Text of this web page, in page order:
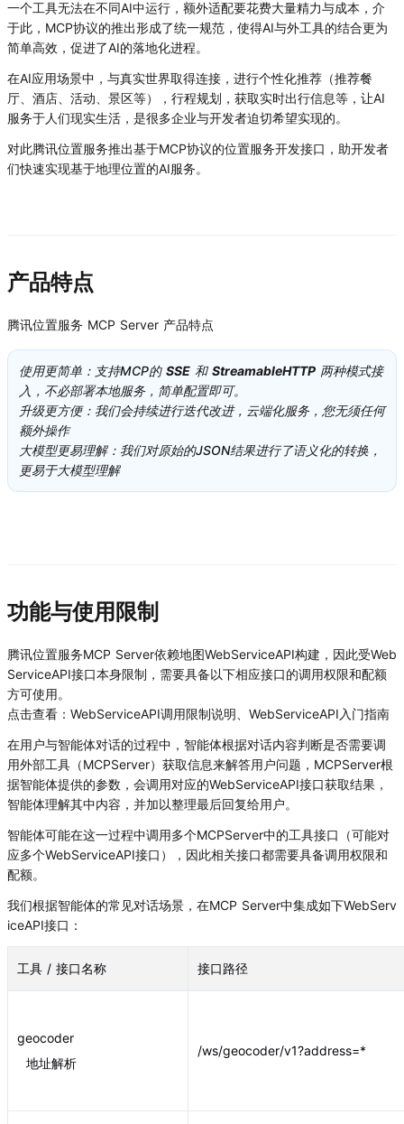
一个工具无法在不同AI中运行，额外适配要花费大量精力与成本，介
于此，MCP协议的推出形成了统一规范，使得AI与外工具的结合更为
简单高效，促进了AI的落地化进程。
在AI应用场景中，与真实世界取得连接，进行个性化推荐（推荐餐
厅、酒店、活动、景区等），行程规划，获取实时出行信息等，让AI
服务于人们现实生活，是很多企业与开发者迫切希望实现的。
对此腾讯位置服务推出基于MCP协议的位置服务开发接口，助开发者
们快速实现基于地理位置的AI服务。
产品特点
腾讯位置服务 MCP Server 产品特点
使用更简单：支持MCP的 SSE 和 StreamableHTTP 两种模式接
入，不必部署本地服务，简单配置即可。
升级更方便：我们会持续进行迭代改进，云端化服务，您无须任何
额外操作
大模型更易理解：我们对原始的JSON结果进行了语义化的转换，
更易于大模型理解
功能与使用限制
腾讯位置服务MCP Server依赖地图WebServiceAPI构建，因此受Web
ServiceAPI接口本身限制，需要具备以下相应接口的调用权限和配额
方可使用。
点击查看：WebServiceAPI调用限制说明、WebServiceAPI入门指南
在用户与智能体对话的过程中，智能体根据对话内容判断是否需要调
用外部工具（MCPServer）获取信息来解答用户问题，MCPServer根
据智能体提供的参数，会调用对应的WebServiceAPI接口获取结果，
智能体理解其中内容，并加以整理最后回复给用户。
智能体可能在这一过程中调用多个MCPServer中的工具接口（可能对
应多个WebServiceAPI接口），因此相关接口都需要具备调用权限和
配额。
我们根据智能体的常见对话场景，在MCP Server中集成如下WebServ
iceAPI接口：
工具 / 接口名称 接口路径
geocoder
地址解析
/ws/geocoder/v1?address=*